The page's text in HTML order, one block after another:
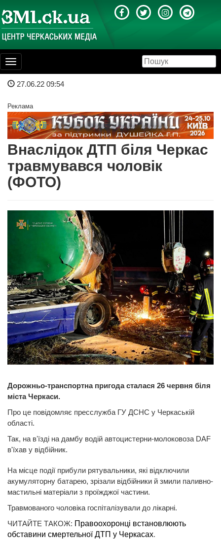
Toggle
navigation
27.06.22 09:54
Реклама
Внаслідок ДТП біля Черкас
травмувався чоловік
(ФОТО)
Дорожньо-транспортна пригода сталася 26 червня біля
міста Черкаси.
Про це повідомляє пресслужба ГУ ДСНС у Черкаській
області.
Так, на вʼїзді на дамбу водій автоцистерни-молоковоза DAF
в'їхав у відбійник.
На місце події прибули рятувальники, які відключили
акумуляторну батарею, зрізали відбійники й змили паливно-
мастильні матеріали з проїжджої частини.
Травмованого чоловіка госпіталізували до лікарні.
ЧИТАЙТЕ ТАКОЖ: Правоохоронці встановлюють
обставини смертельної ДТП у Черкасах.